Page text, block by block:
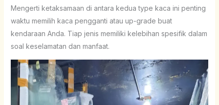
Mengerti ketaksamaan di antara kedua type kaca ini penting
waktu memilih kaca pengganti atau up-grade buat
kendaraan Anda. Tiap jenis memiliki kelebihan spesifik dalam
soal keselamatan dan manfaat.